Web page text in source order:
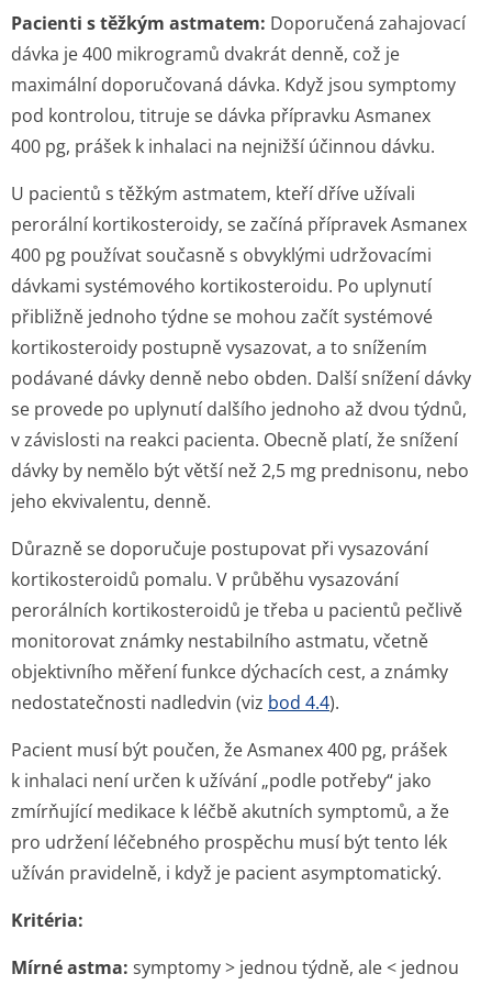
Pacienti s těžkým astmatem: Doporučená zahajovací
dávka je 400 mikrogramů dvakrát denně, což je
maximální doporučovaná dávka. Když jsou symptomy
pod kontrolou, titruje se dávka přípravku Asmanex
400 pg, prášek k inhalaci na nejnižší účinnou dávku.
U pacientů s těžkým astmatem, kteří dříve užívali
perorální kortikosteroidy, se začíná přípravek Asmanex
400 pg používat současně s obvyklými udržovacími
dávkami systémového kortikosteroidu. Po uplynutí
přibližně jednoho týdne se mohou začít systémové
kortikosteroidy postupně vysazovat, a to snížením
podávané dávky denně nebo obden. Další snížení dávky
se provede po uplynutí dalšího jednoho až dvou týdnů,
v závislosti na reakci pacienta. Obecně platí, že snížení
dávky by nemělo být větší než 2,5 mg prednisonu, nebo
jeho ekvivalentu, denně.
Důrazně se doporučuje postupovat při vysazování
kortikosteroidů pomalu. V průběhu vysazování
perorálních kortikosteroidů je třeba u pacientů pečlivě
monitorovat známky nestabilního astmatu, včetně
objektivního měření funkce dýchacích cest, a známky
nedostatečnosti nadledvin (viz bod 4.4).
Pacient musí být poučen, že Asmanex 400 pg, prášek
k inhalaci není určen k užívání „podle potřeby“ jako
zmírňující medikace k léčbě akutních symptomů, a že
pro udržení léčebného prospěchu musí být tento lék
užíván pravidelně, i když je pacient asymptomatický.
Kritéria:
Mírné astma: symptomy > jednou týdně, ale < jednou